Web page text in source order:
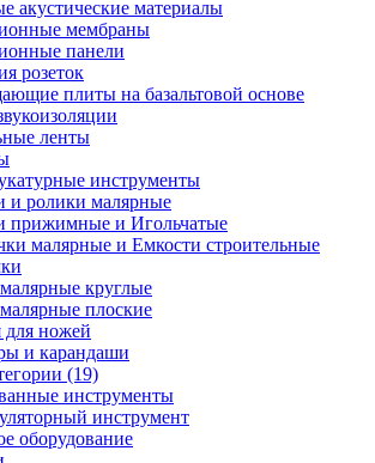
акустические материалы
мембраны
панели
розеток
плиты на базальтовой основе
ленты
инструменты
и ролики малярные
прижимные и Игольчатые
малярные и Емкости строительные
круглые
плоские
для ножей
и карандаши
(19)
инструменты
инструмент
оборудование